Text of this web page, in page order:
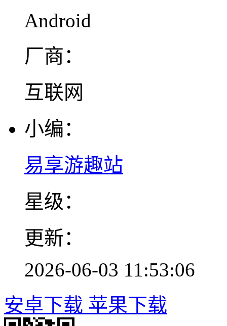
Android
厂商：
互联网
小编：
易享游趣站
星级：
更新：
2026-06-03 11:53:06
安卓下载 苹果下载